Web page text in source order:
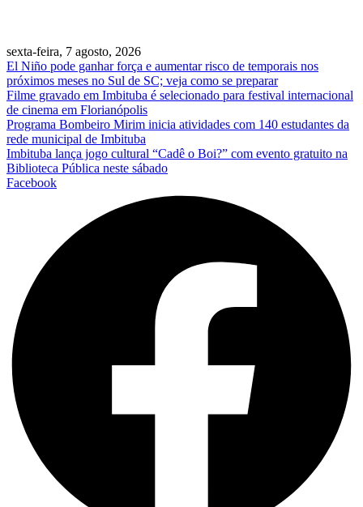
sexta-feira, 7 agosto, 2026
El Niño pode ganhar força e aumentar risco de temporais nos
próximos meses no Sul de SC; veja como se preparar
Filme gravado em Imbituba é selecionado para festival internacional
de cinema em Florianópolis
Programa Bombeiro Mirim inicia atividades com 140 estudantes da
rede municipal de Imbituba
Imbituba lança jogo cultural “Cadê o Boi?” com evento gratuito na
Biblioteca Pública neste sábado
Facebook